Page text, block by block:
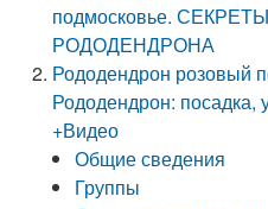
подмосковье.
РОДОДЕНДРОНА
Рододендрон розовый
Рододендрон: посадка,
+Видео
Общие сведения
Группы